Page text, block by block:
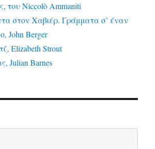
του Niccolò Ammaniti
στον Χαβιέρ. Γράμματα σ’ έναν
John Berger
Elizabeth Strout
Julian Barnes